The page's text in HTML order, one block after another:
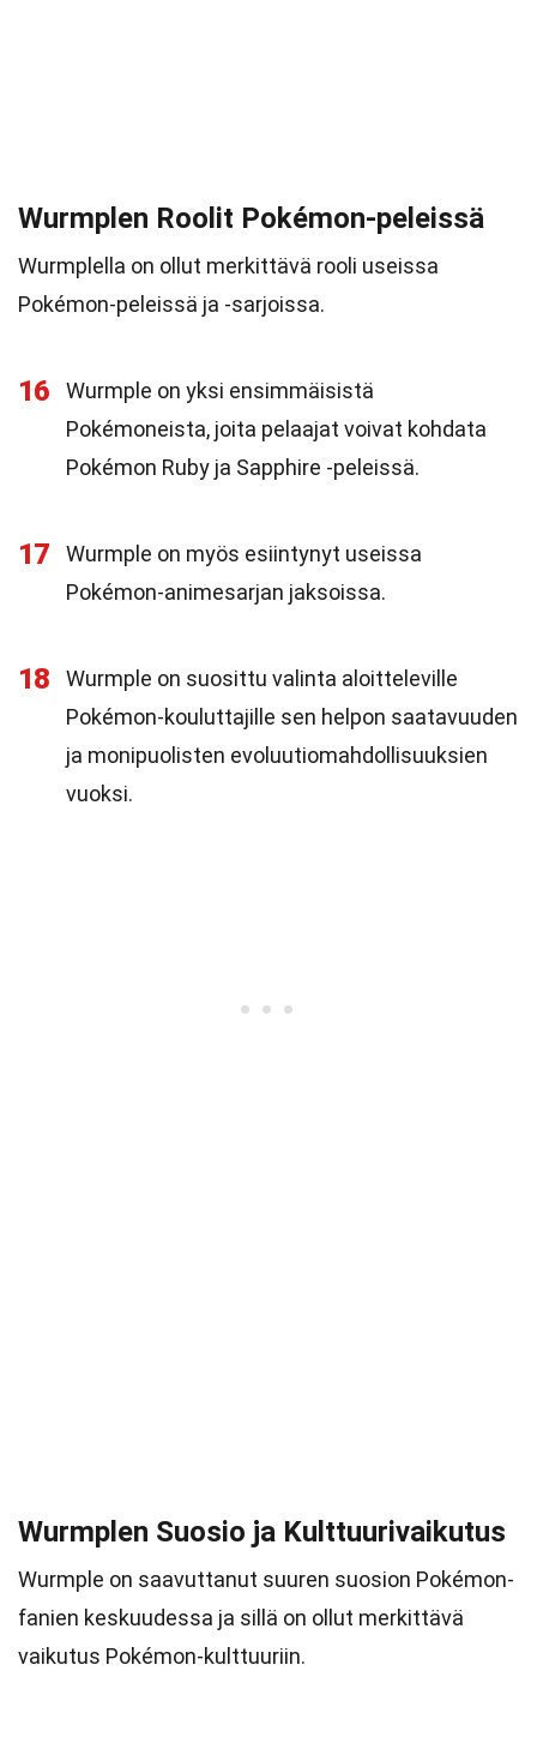
Wurmplen Roolit Pokémon-peleissä
Wurmplella on ollut merkittävä rooli useissa
Pokémon-peleissä ja -sarjoissa.
16
Wurmple on yksi ensimmäisistä
Pokémoneista, joita pelaajat voivat kohdata
Pokémon Ruby ja Sapphire -peleissä.
17
Wurmple on myös esiintynyt useissa
Pokémon-animesarjan jaksoissa.
18
Wurmple on suosittu valinta aloitteleville
Pokémon-kouluttajille sen helpon saatavuuden
ja monipuolisten evoluutiomahdollisuuksien
vuoksi.
Wurmplen Suosio ja Kulttuurivaikutus
Wurmple on saavuttanut suuren suosion Pokémon-
fanien keskuudessa ja sillä on ollut merkittävä
vaikutus Pokémon-kulttuuriin.